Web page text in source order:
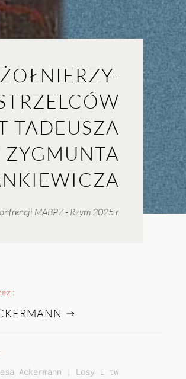
TADEUSZA
ZYGMUNTA
MABPZ - Rzym 2025 r.
Ackermann | Losy i twórczość